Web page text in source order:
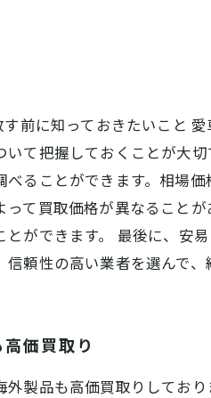
す前に知っておきたいこと
いて把握しておくことが大
べることができます。相場
って買取価格が異なること
とができます。 最後に、安
信頼性の高い業者を選んで
価買取り
外製品も高価買取りしてお